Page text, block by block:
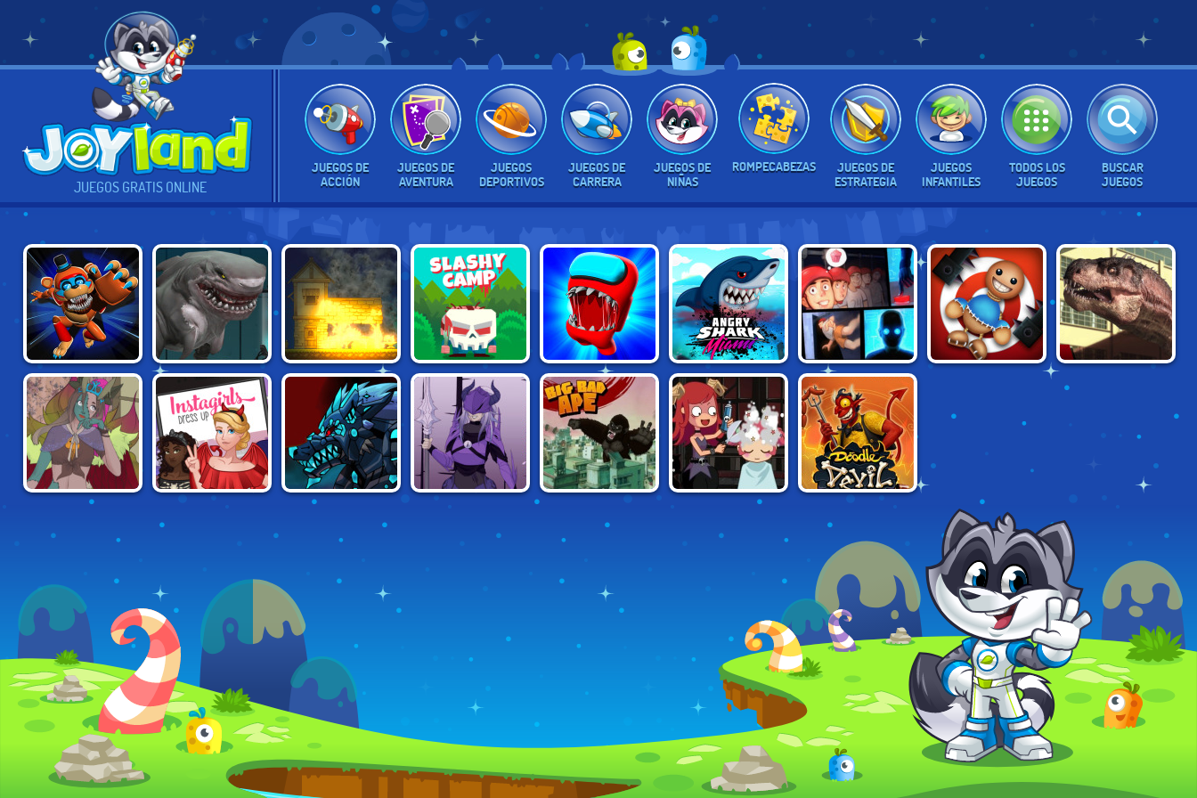
JUEGOS GRATIS ONLINE
JUEGOS DE
ACCIÓN
JUEGOS DE
AVENTURA
JUEGOS
DEPORTIVOS
JUEGOS DE
CARRERA
JUEGOS DE
NIÑAS
ROMPECABEZAS
JUEGOS DE
ESTRATEGIA
JUEGOS
INFANTILES
TODOS LOS
JUEGOS
BUSCAR
JUEGOS
PLAYTIME
HORROR
MONSTER
GROUND
SHARKOSAURUS
RAMPAGE
VILLAGE
ARSONIST
SLASHY CAMP
IMPOSTOR
AMONG US
ANGRY SHARK
MIAMI
HAPPY ROOM
MONSTER GIRL
MONSTER
BAD APE
DEVILISH HAIR